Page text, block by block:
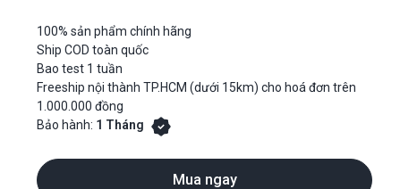
100% sản phẩm chính hãng
Ship COD toàn quốc
Bao test 1 tuần
Freeship nội thành TP.HCM (dưới 15km) cho hoá đơn trên
1.000.000 đồng
Bảo hành: 1 Tháng
Mua ngay